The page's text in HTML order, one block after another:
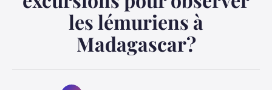
les lémuriens à
Madagascar?